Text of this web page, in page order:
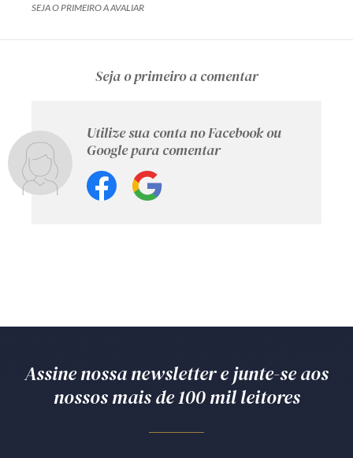
SEJA O PRIMEIRO A AVALIAR
Seja o primeiro a comentar
Utilize sua conta no Facebook ou
Google para comentar
Assine nossa newsletter e junte-se aos
nossos mais de 100 mil leitores